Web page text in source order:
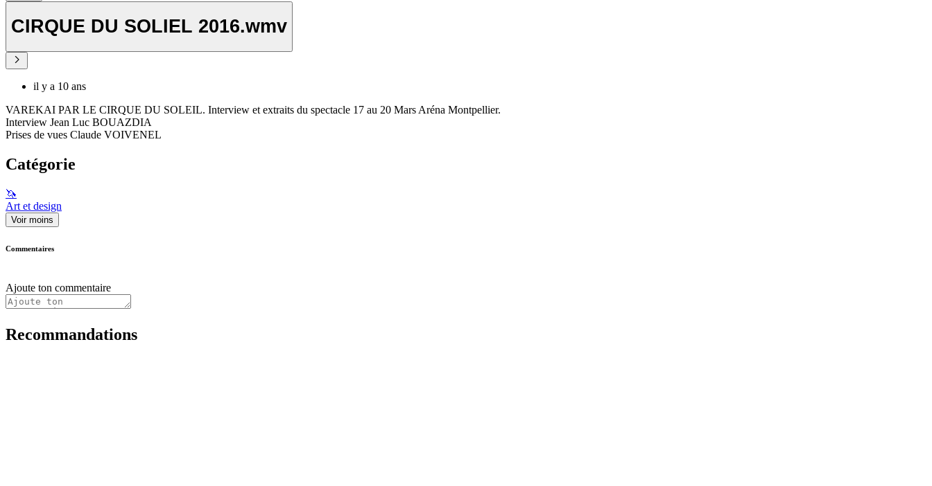
CIRQUE DU SOLIEL 2016.wmv
il y a 10 ans
VAREKAI PAR LE CIRQUE DU SOLEIL. Interview et extraits du spectacle 17 au 20 Mars Aréna Montpellier.
Interview Jean Luc BOUAZDIA
Prises de vues Claude VOIVENEL
Catégorie
🦄
Art et design
Voir moins
Commentaires
Ajoute ton commentaire
Recommandations